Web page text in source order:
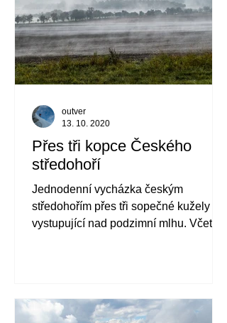
Přes tři kopce Českého
středohoří
Jednodenní vycházka českým
středohořím přes tři sopečné kužely
vystupující nad podzimní mlhu. Včetně
outver
13. 10. 2020